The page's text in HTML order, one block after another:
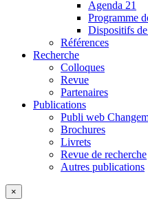
Agenda 21
Programme
Dispositifs
Références
Recherche
Colloques
Revue
Partenaires
Publications
Publi web
Brochures
Livrets
Revue de recherche
Autres publications
×